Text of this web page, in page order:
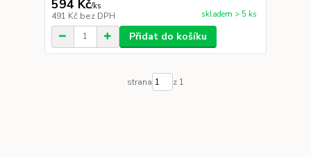
594 Kč/ks
491 Kč bez DPH skladem > 5 ks
Přidat do košíku
strana z 1